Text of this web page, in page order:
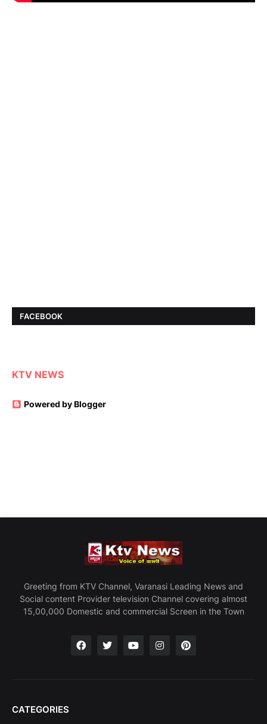
FACEBOOK
KTV NEWS
Powered by Blogger
Greeting from KTV Channel, Varanasi Leading News and
Social content Provider television Channel covering almost
15,00,000 Domestic and commercial Screen in the Town
CATEGORIES